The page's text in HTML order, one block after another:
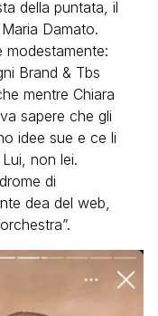
della puntata, il
Damato.
modestamente:
Brand & Tbs
mentre Chiara
sapere che gli
idee sue e ce li
non lei.
di
dea del web,